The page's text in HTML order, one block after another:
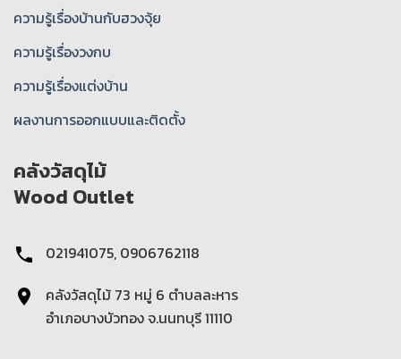
ความรู้เรื่องบ้านกับฮวงจุ้ย
ความรู้เรื่องวงกบ
ความรู้เรื่องแต่งบ้าน
ผลงานการออกแบบและติดตั้ง
คลังวัสดุไม้
Wood Outlet
021941075, 0906762118
คลังวัสดุไม้ 73 หมู่ 6 ตําบลละหาร
อำเภอบางบัวทอง จ.นนทบุรี 11110